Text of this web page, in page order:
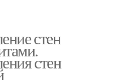
стен
стен